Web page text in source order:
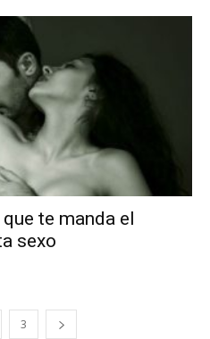
te manda el
sexo
3